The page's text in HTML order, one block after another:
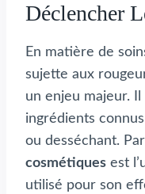
Déclencher
En matière de
sujette aux
un enjeu majeur.
ingrédients
ou desséchant.
cosmétiques est
utilisé pour son